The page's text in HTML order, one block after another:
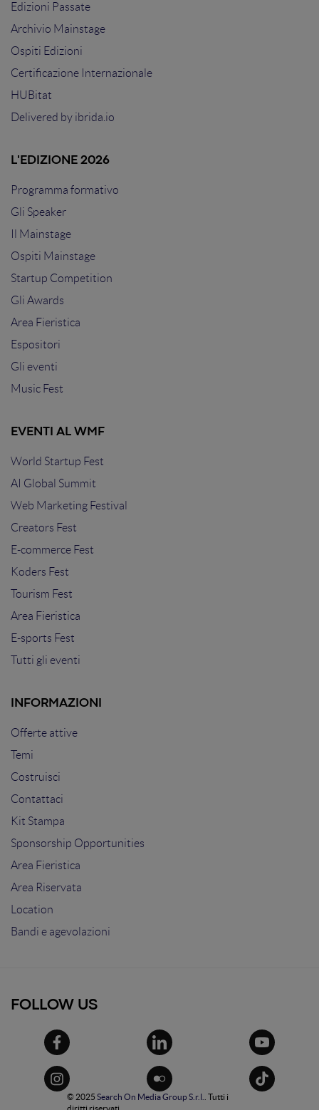
Edizioni Passate
Archivio Mainstage
Ospiti Edizioni
Certificazione Internazionale
HUBitat
Delivered by ibrida.io
L'EDIZIONE 2026
Programma formativo
Gli Speaker
Il Mainstage
Ospiti Mainstage
Startup Competition
Gli Awards
Area Fieristica
Espositori
Gli eventi
Music Fest
EVENTI AL WMF
World Startup Fest
AI Global Summit
Web Marketing Festival
Creators Fest
E-commerce Fest
Koders Fest
Tourism Fest
Area Fieristica
E-sports Fest
Tutti gli eventi
INFORMAZIONI
Offerte attive
Temi
Costruisci
Contattaci
Kit Stampa
Sponsorship Opportunities
Area Fieristica
Area Riservata
Location
Bandi e agevolazioni
FOLLOW US
© 2025 Search On Media Group S.r.l.
. Tutti i